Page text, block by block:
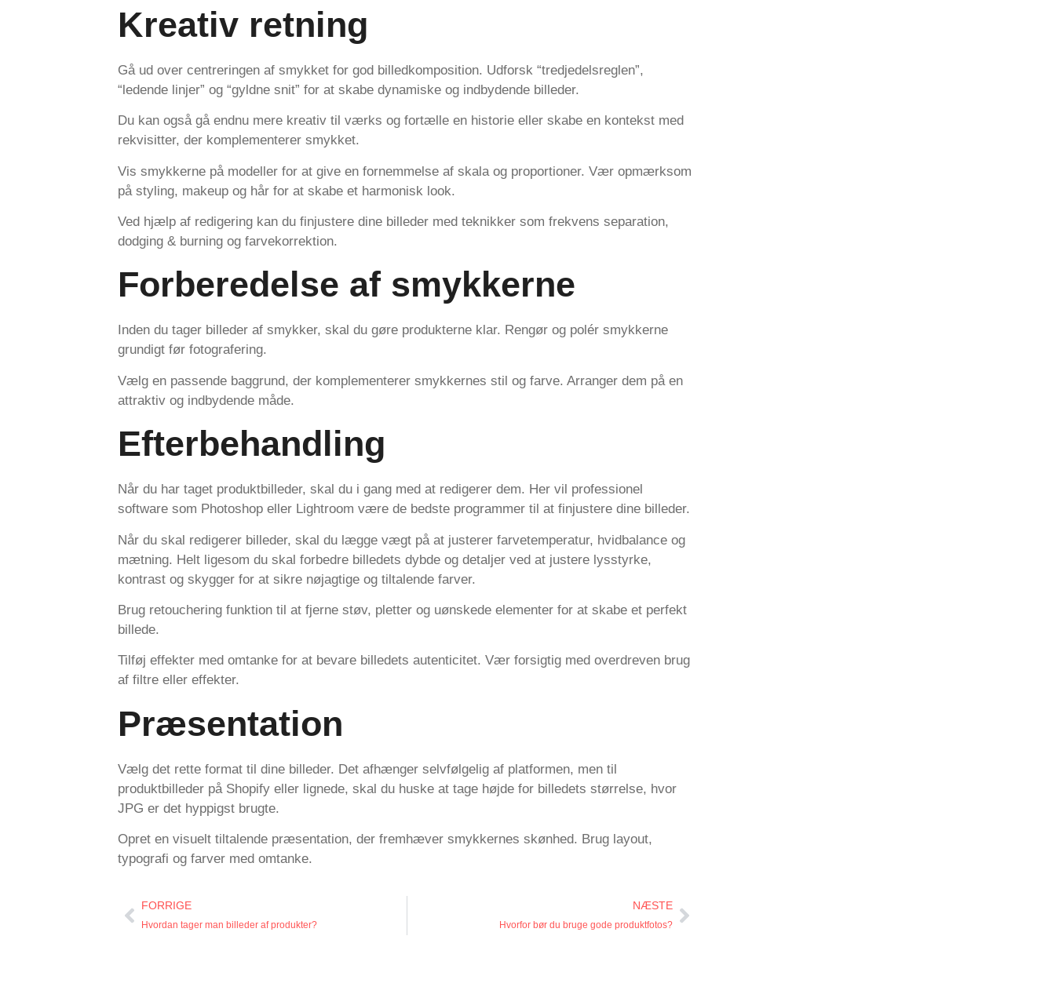
Kreativ retning
Gå ud over centreringen af smykket for god billedkomposition. Udforsk “tredjedelsreglen”,
“ledende linjer” og “gyldne snit” for at skabe dynamiske og indbydende billeder.
Du kan også gå endnu mere kreativ til værks og fortælle en historie eller skabe en kontekst med
rekvisitter, der komplementerer smykket.
Vis smykkerne på modeller for at give en fornemmelse af skala og proportioner. Vær opmærksom
på styling, makeup og hår for at skabe et harmonisk look.
Ved hjælp af redigering kan du finjustere dine billeder med teknikker som frekvens separation,
dodging & burning og farvekorrektion.
Forberedelse af smykkerne
Inden du tager billeder af smykker, skal du gøre produkterne klar. Rengør og polér smykkerne
grundigt før fotografering.
Vælg en passende baggrund, der komplementerer smykkernes stil og farve. Arranger dem på en
attraktiv og indbydende måde.
Efterbehandling
Når du har taget produktbilleder, skal du i gang med at redigerer dem. Her vil professionel
software som Photoshop eller Lightroom være de bedste programmer til at finjustere dine billeder.
Når du skal redigerer billeder, skal du lægge vægt på at justerer farvetemperatur, hvidbalance og
mætning. Helt ligesom du skal forbedre billedets dybde og detaljer ved at justere lysstyrke,
kontrast og skygger for at sikre nøjagtige og tiltalende farver.
Brug retouchering funktion til at fjerne støv, pletter og uønskede elementer for at skabe et perfekt
billede.
Tilføj effekter med omtanke for at bevare billedets autenticitet. Vær forsigtig med overdreven brug
af filtre eller effekter.
Præsentation
Vælg det rette format til dine billeder. Det afhænger selvfølgelig af platformen, men til
produktbilleder på Shopify eller lignede, skal du huske at tage højde for billedets størrelse, hvor
JPG er det hyppigst brugte.
Opret en visuelt tiltalende præsentation, der fremhæver smykkernes skønhed. Brug layout,
typografi og farver med omtanke.
FORRIGE
Hvordan tager man billeder af produkter?
NÆSTE
Hvorfor bør du bruge gode produktfotos?